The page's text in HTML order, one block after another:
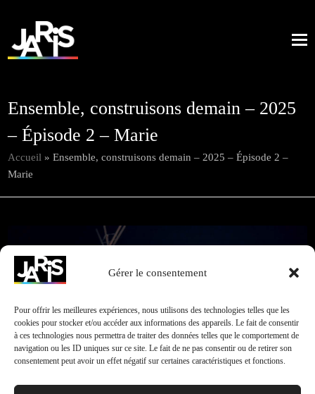
Gérer le consentement
Pour offrir les meilleures expériences, nous utilisons des technologies telles que les
cookies pour stocker et/ou accéder aux informations des appareils. Le fait de consentir
à ces technologies nous permettra de traiter des données telles que le comportement de
navigation ou les ID uniques sur ce site. Le fait de ne pas consentir ou de retirer son
consentement peut avoir un effet négatif sur certaines caractéristiques et fonctions.
Ensemble, construisons demain – 2025
– Épisode 2 – Marie
Accueil »Ensemble, construisons demain – 2025 – Épisode 2 –
Marie
Productions
toutes nos
réalisations
activer ce contenu